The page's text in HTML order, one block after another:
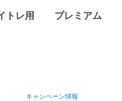
トレ用 プレミアム
キャンペーン情報